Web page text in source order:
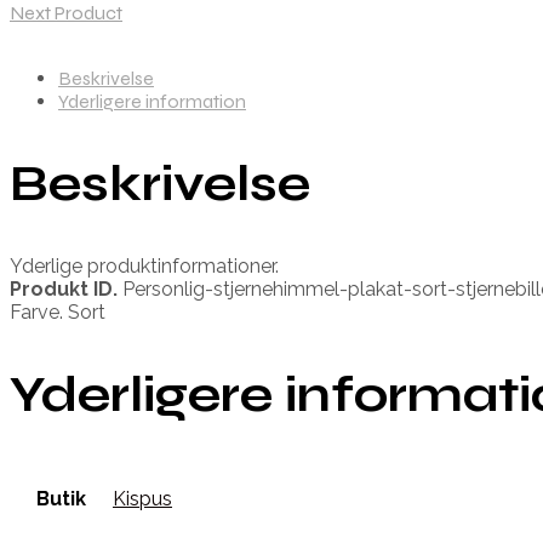
Next Product
Beskrivelse
Yderligere information
Beskrivelse
Yderlige produktinformationer.
Produkt ID. Personlig-stjernehimmel-plakat-sort-
Farve. Sort
Yderligere
Butik Kispus